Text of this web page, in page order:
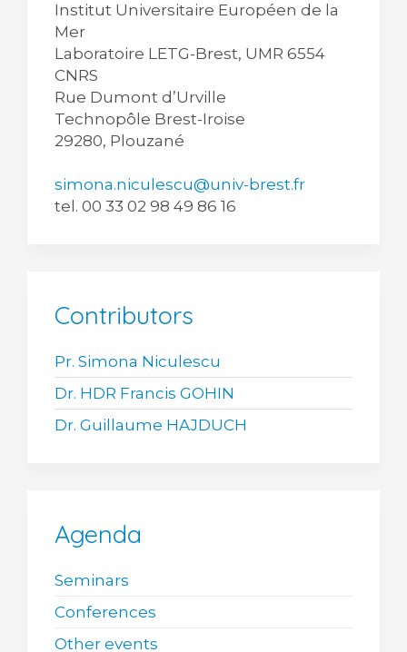
Institut Universitaire Européen de la
Mer
Laboratoire LETG-Brest, UMR 6554
CNRS
Rue Dumont d’Urville
Technopôle Brest-Iroise
29280, Plouzané
simona.niculescu@univ-brest.fr
tel. 00 33 02 98 49 86 16
Contributors
Pr. Simona Niculescu
Dr. HDR Francis GOHIN
Dr. Guillaume HAJDUCH
Agenda
Seminars
Conferences
Other events